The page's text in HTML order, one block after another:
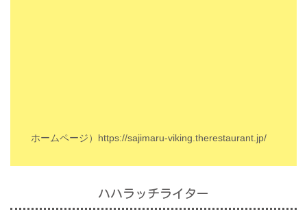
ホームページ） https://sajimaru-viking.therestaurant.jp/
ハハラッチライター